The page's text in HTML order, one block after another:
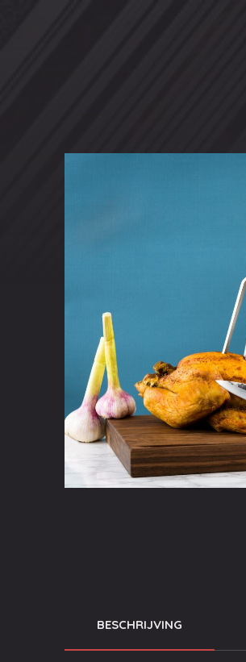
BESCHRIJVING